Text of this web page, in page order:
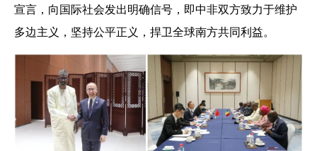
宣言，向国际社会发出明确信号，即中非双方致力于维护
多边主义，坚持公平正义，捍卫全球南方共同利益。